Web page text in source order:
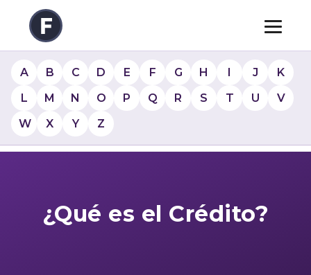
A B C D E F G H I J
K
L
M N O P Q R S T U
V
W
X Y Z
¿Qué es el Crédito?